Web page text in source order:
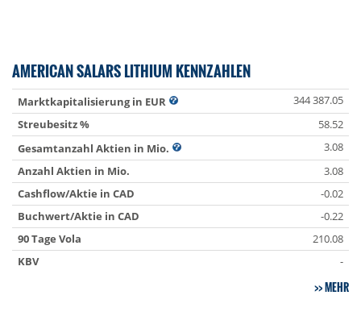
AMERICAN SALARS LITHIUM KENNZAHLEN
Marktkapitalisierung in EUR
344 387.05
Streubesitz %
58.52
Gesamtanzahl Aktien in Mio.
3.08
Anzahl Aktien in Mio.
3.08
Cashflow/Aktie in CAD
-0.02
Buchwert/Aktie in CAD
-0.22
90 Tage Vola
210.08
KBV
-
MEHR